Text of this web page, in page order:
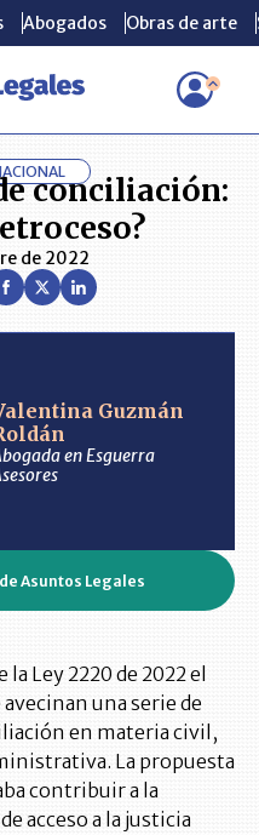
Abogados Obras de arte
ROLDÁN Nuevo
Abogados Obras de arte
conciliación:
de 2022
Guzmán
en Esguerra
Asuntos Legales
Ley 2220 de 2022 el
una serie de
en materia civil,
La propuesta
contribuir a la
acceso a la justicia